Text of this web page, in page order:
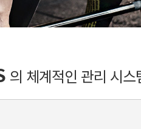
의 체계적인 관리 시스